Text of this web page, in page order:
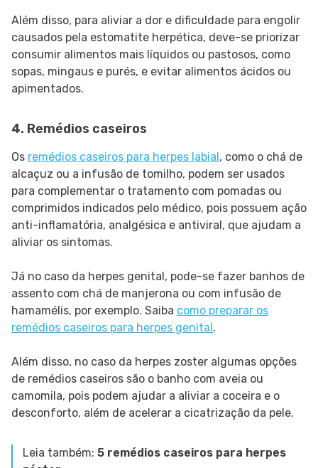
Além disso, para aliviar a dor e dificuldade para engolir
causados pela estomatite herpética, deve-se priorizar
consumir alimentos mais líquidos ou pastosos, como
sopas, mingaus e purés, e evitar alimentos ácidos ou
apimentados.
4. Remédios caseiros
Os remédios caseiros para herpes labial , como o chá de
alcaçuz ou a infusão de tomilho, podem ser usados
para complementar o tratamento com pomadas ou
comprimidos indicados pelo médico, pois possuem ação
anti-inflamatória, analgésica e antiviral, que ajudam a
aliviar os sintomas.
Já no caso da herpes genital, pode-se fazer banhos de
assento com chá de manjerona ou com infusão de
hamamélis, por exemplo. Saiba como preparar os
remédios caseiros para herpes genital .
Além disso, no caso da herpes zoster algumas opções
de remédios caseiros são o banho com aveia ou
camomila, pois podem ajudar a aliviar a coceira e o
desconforto, além de acelerar a cicatrização da pele.
Leia também: 5 remédios caseiros para herpes